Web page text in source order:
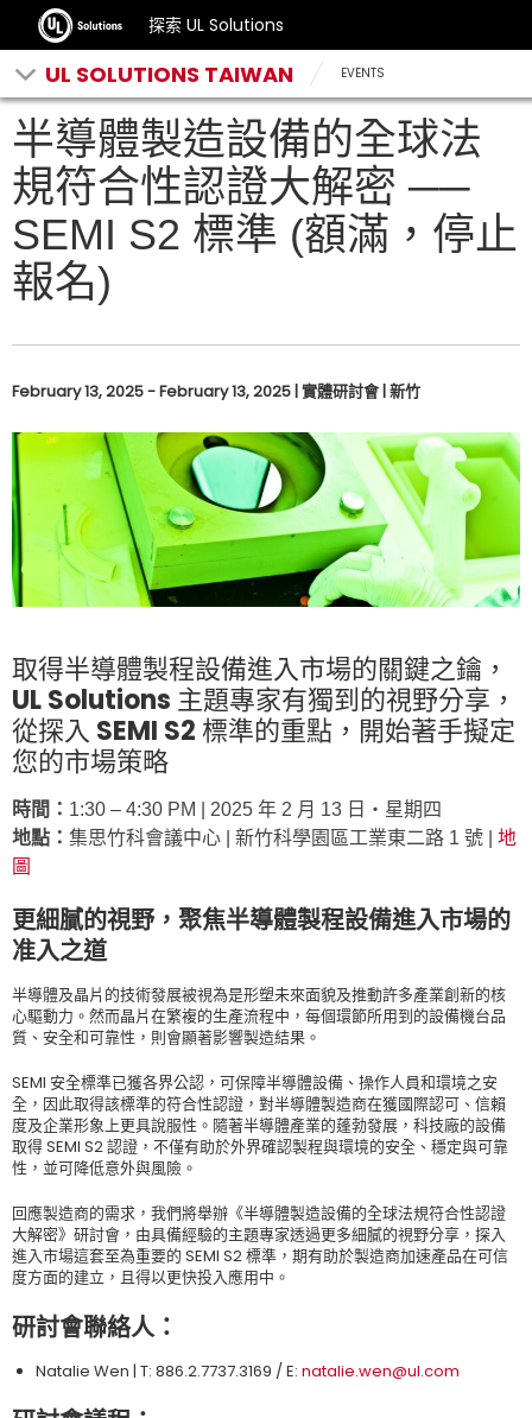
探索 UL Solutions
UL SOLUTIONS TAIWAN EVENTS
半導體製造設備的全球法
規符合性認證大解密 ──
SEMI S2 標準 (額滿，停止
報名)
February 13, 2025 - February 13, 2025 | 實體研討會 | 新竹
取得半導體製程設備進入市場的關鍵之鑰，
UL Solutions 主題專家有獨到的視野分享，
從探入 SEMI S2 標準的重點，開始著手擬定
您的市場策略
時間： 1:30 – 4:30 PM | 2025 年 2 月 13 日‧星期四
地點： 集思竹科會議中心 | 新竹科學園區工業東二路 1 號 | 地
圖
更細膩的視野，聚焦半導體製程設備進入市場的
准入之道
半導體及晶片的技術發展被視為是形塑未來面貌及推動許多產業創新的核
心驅動力。然而晶片在繁複的生產流程中，每個環節所用到的設備機台品
質、安全和可靠性，則會顯著影響製造結果。
SEMI 安全標準已獲各界公認，可保障半導體設備、操作人員和環境之安
全，因此取得該標準的符合性認證，對半導體製造商在獲國際認可、信賴
度及企業形象上更具說服性。隨著半導體產業的蓬勃發展，科技廠的設備
取得 SEMI S2 認證，不僅有助於外界確認製程與環境的安全、穩定與可靠
性，並可降低意外與風險。
回應製造商的需求，我們將舉辦《半導體製造設備的全球法規符合性認證
大解密》研討會，由具備經驗的主題專家透過更多細膩的視野分享，探入
進入市場這套至為重要的 SEMI S2 標準，期有助於製造商加速產品在可信
度方面的建立，且得以更快投入應用中。
研討會聯絡人：
Natalie Wen | T: 886.2.7737.3169 / E: natalie.wen@ul.com